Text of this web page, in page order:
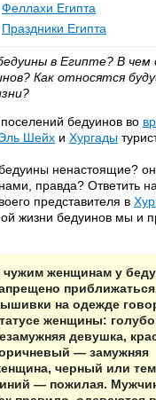
Феллахи Египта
Праздники Египта
в Египте? В чем
Как относятся
бедуинов во
Шейх и Хургады
ненастоящие?
правда? Ответить
представителя в
жизни бедуинов мы и
чужим женщинам у
на одежде
женщины:
девушка,
— замужняя
черный или
— пожилая.